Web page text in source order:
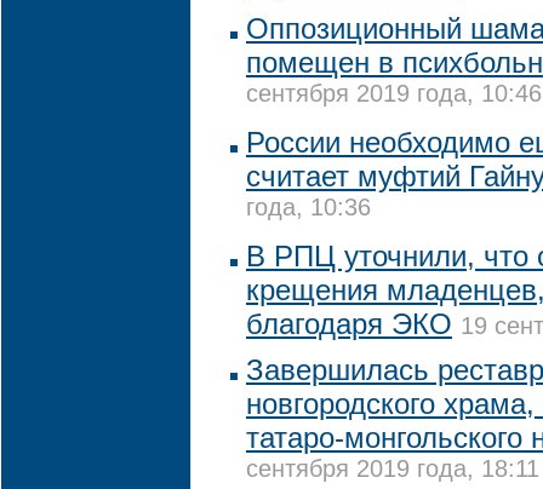
Оппозиционный
помещен в
сентября 2019 года, 10:46
России необходимо
считает муфтий
года, 10:36
В РПЦ уточнили, что
крещения
благодаря ЭКО 19
Завершилась
новгородского
татаро-монгольского
сентября 2019 года, 18:11